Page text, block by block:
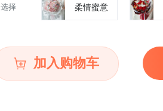
选择 柔情蜜意
加入购物车